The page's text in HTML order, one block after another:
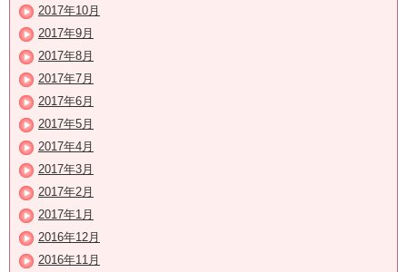
2017年10月
2017年9月
2017年8月
2017年7月
2017年6月
2017年5月
2017年4月
2017年3月
2017年2月
2017年1月
2016年12月
2016年11月